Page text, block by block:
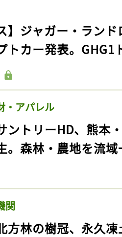
】ジャガー・ラン
トカー発表。GHG1
・アパレル
ントリーHD、熊本
。森林・農地を流
関
方林の樹冠、永久